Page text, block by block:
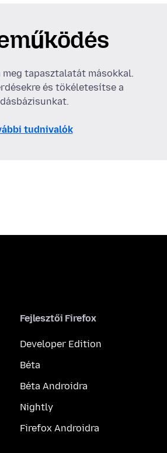
meg tapasztalatát másokkal.
és tökéletesítse a
tudnivalók
Fejlesztői Firefox
Developer Edition
Béta
Béta Androidra
Nightly
Firefox Androidra